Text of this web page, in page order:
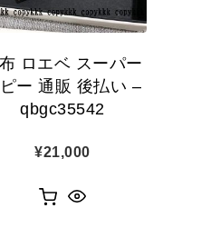
ロエベ スーパー
ー 通販 後払い –
qbgc35542
¥21,000